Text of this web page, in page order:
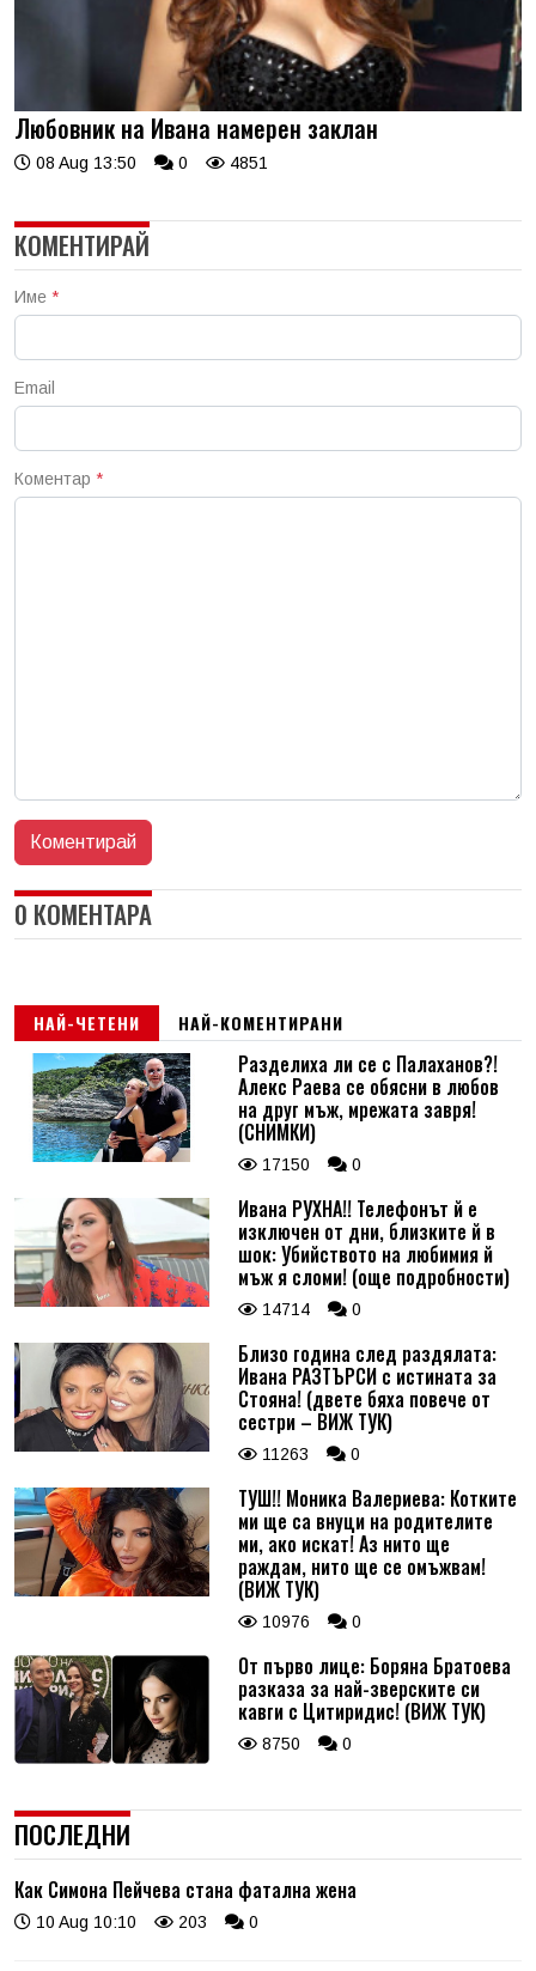
Любовник на Ивана намерен заклан
08 Aug 13:50 0 4851
КОМЕНТИРАЙ
Име *
Email
Коментар *
0 КОМЕНТАРА
НАЙ-ЧЕТЕНИ НАЙ-КОМЕНТИРАНИ
Разделиха ли се с Палаханов?!
Алекс Раева се обясни в любов
на друг мъж, мрежата завря!
(СНИМКИ)
17150 0
Ивана РУХНА!! Телефонът й е
изключен от дни, близките й в
шок: Убийството на любимия й
мъж я сломи! (още подробности)
14714 0
Близо година след раздялата:
Ивана РАЗТЪРСИ с истината за
Стояна! (двете бяха повече от
сестри – ВИЖ ТУК)
11263 0
ТУШ!! Моника Валериева: Котките
ми ще са внуци на родителите
ми, ако искат! Аз нито ще
раждам, нито ще се омъжвам!
(ВИЖ ТУК)
10976 0
От първо лице: Боряна Братоева
разказа за най-зверските си
кавги с Цитиридис! (ВИЖ ТУК)
8750 0
ПОСЛЕДНИ
Как Симона Пейчева стана фатална жена
10 Aug 10:10 203 0